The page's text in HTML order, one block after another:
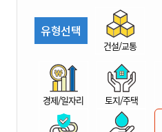
시
산
유형선택
건설/교통
경제/일자리 토지/주택